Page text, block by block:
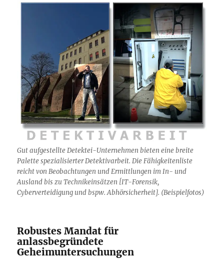
Gut aufgestellte Detektei-Unternehmen bieten eine breite
Palette spezialisierter Detektivarbeit. Die Fähigkeitenliste
reicht von Beobachtungen und Ermittlungen im In- und
Ausland bis zu Technikeinsätzen [IT-Forensik,
Cyberverteidigung und bspw. Abhörsicherheit]. (Beispielfotos)
Robustes Mandat für
anlassbegründete
Geheimuntersuchungen